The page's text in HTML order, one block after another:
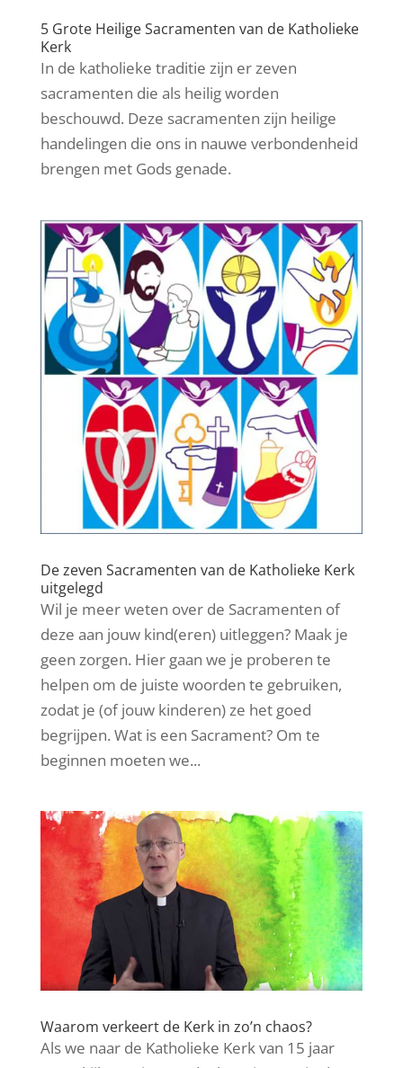
5 Grote Heilige Sacramenten van de Katholieke
Kerk
In de katholieke traditie zijn er zeven
sacramenten die als heilig worden
beschouwd. Deze sacramenten zijn heilige
handelingen die ons in nauwe verbondenheid
brengen met Gods genade.
De zeven Sacramenten van de Katholieke Kerk
uitgelegd
Wil je meer weten over de Sacramenten of
deze aan jouw kind(eren) uitleggen? Maak je
geen zorgen. Hier gaan we je proberen te
helpen om de juiste woorden te gebruiken,
zodat je (of jouw kinderen) ze het goed
begrijpen. Wat is een Sacrament? Om te
beginnen moeten we...
Waarom verkeert de Kerk in zo’n chaos?
Als we naar de Katholieke Kerk van 15 jaar